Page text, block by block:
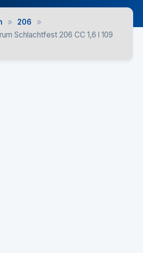
» 206 »
Schlachtfest 206 CC 1,6 l 109